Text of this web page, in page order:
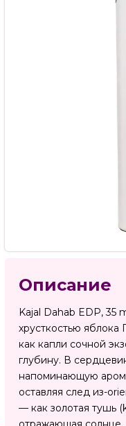
Описание
Kajal Dahab EDP, 35
хрусткостью яблока
как капли сочной
глубину. В
напоминающую
оставляя след из-
— как золотая тушь